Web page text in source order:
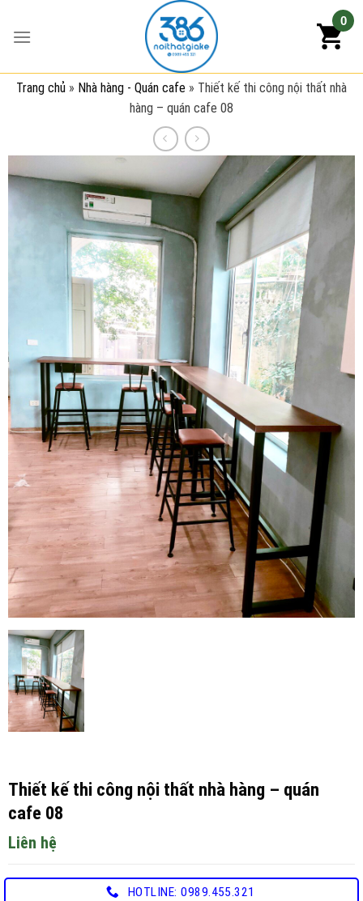
0
Trang chủ » Nhà hàng - Quán cafe » Thiết kế thi công nội thất nhà
hàng – quán cafe 08
Thiết kế thi công nội thất nhà hàng – quán
cafe 08
Liên hệ
HOTLINE: 0989.455.321